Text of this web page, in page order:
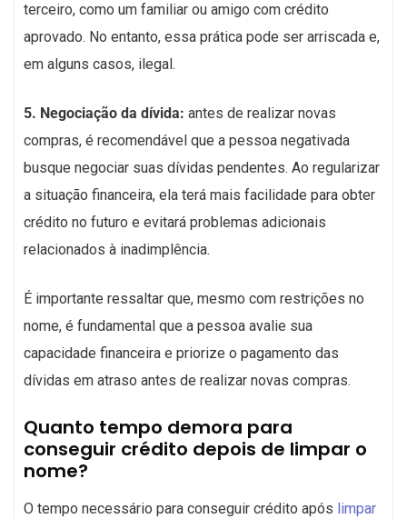
terceiro, como um familiar ou amigo com crédito
aprovado. No entanto, essa prática pode ser arriscada e,
em alguns casos, ilegal.
5. Negociação da dívida: antes de realizar novas
compras, é recomendável que a pessoa negativada
busque negociar suas dívidas pendentes. Ao regularizar
a situação financeira, ela terá mais facilidade para obter
crédito no futuro e evitará problemas adicionais
relacionados à inadimplência.
É importante ressaltar que, mesmo com restrições no
nome, é fundamental que a pessoa avalie sua
capacidade financeira e priorize o pagamento das
dívidas em atraso antes de realizar novas compras.
Quanto tempo demora para
conseguir crédito depois de limpar o
nome?
O tempo necessário para conseguir crédito após limpar